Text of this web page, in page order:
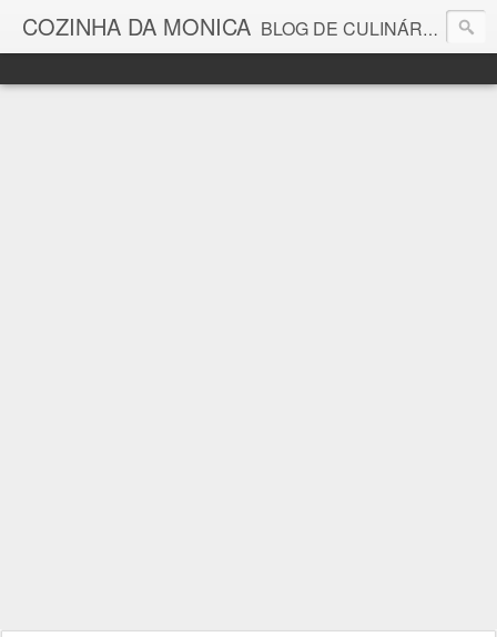
COZINHA DA MONICA BLOG DE CULINÁRIA E GASTRONOMIA COM RECEITAS, DICAS, CURIOSIDADES GASTRONÔMICAS E MUITO MAIS.